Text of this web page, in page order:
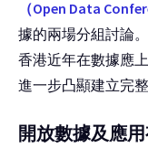
（Open Data
據的兩場分組討論
香港近年在數據應
進一步凸顯建立完
開放數據及應